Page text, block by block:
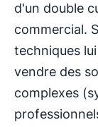
d'un double
commercial.
techniques
vendre des
complexes